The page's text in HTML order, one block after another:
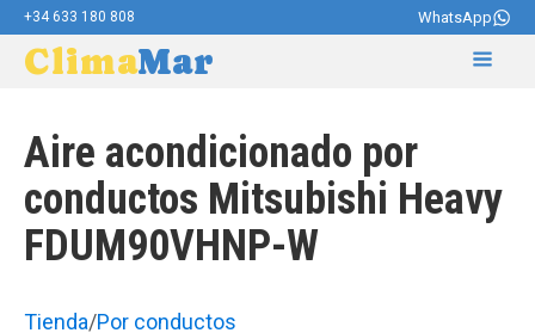
+34 633 180 808 WhatsApp
ClimaMar
Aire acondicionado por
conductos Mitsubishi Heavy
FDUM90VHNP-W
Tienda/Por conductos